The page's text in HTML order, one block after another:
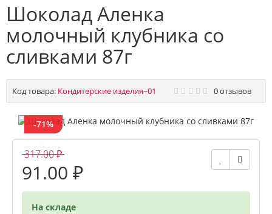
Шоколад Аленка
молочный клубника со
сливками 87г
Код товара: Кондитерские изделия~01 0 отзывов
-71%
317.00 ₽
91.00 ₽
На складе